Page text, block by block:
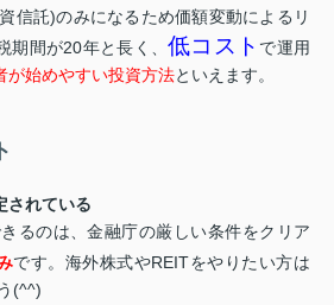
信託)のみになるため価額変動によるリ
期間が20年と長く、低コスト で運用
が始めやすい投資方法といえます。
されている
るのは、金融庁の厳しい条件をクリア
です。海外株式やREITをやりたい方は
(^^)